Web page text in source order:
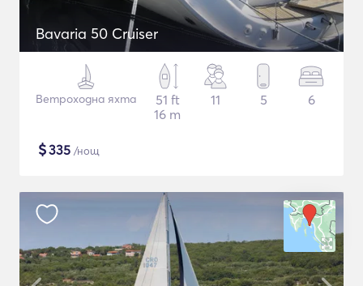
Bavaria 50 Cruiser
Ветроходна яхта
51 ft
16 m
11 5 6
$335 /нощ